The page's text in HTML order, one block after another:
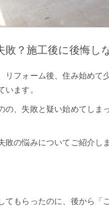
？施工後に後悔し
リフォーム後、住み始め
ます。
の、失敗と疑い始めてし
の悩みについてご紹介しま
てもらったのに、後から